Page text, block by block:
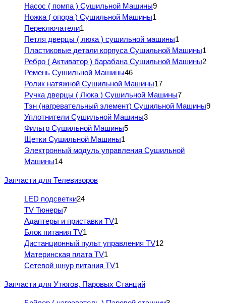
Насос ( помпа ) Сушильной Машины9
Ножка ( опора ) Сушильной Машины1
Переключатели1
Петля дверцы ( люка ) сушильной машины1
Пластиковые детали корпуса Сушильной Машины1
Ребро ( Активатор ) барабана Сушильной Машины2
Ремень Сушильной Машины46
Ролик натяжной Сушильной Машины17
Ручка дверцы ( Люка ) Сушильной Машины7
Тэн (нагревательный элемент) Сушильной Машины9
Уплотнители Сушильной Машины3
Фильтр Сушильной Машины5
Щетки Сушильной Машины1
Электронный модуль управления Сушильной
Машины14
Запчасти для Телевизоров
LED подсветки24
TV Тюнеры7
Адаптеры и приставки TV1
Блок питания TV1
Дистанционный пульт управления TV12
Материнская плата TV1
Сетевой шнур питания TV1
Запчасти для Утюгов, Паровых Станций